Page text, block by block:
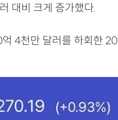
대비 크게 증가했다.
4천만 달러를 하회한 20